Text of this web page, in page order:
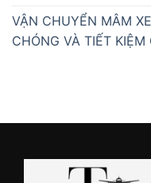
VẬN CHUYỂN MÂM
CHÓNG VÀ TIẾT KIỆM